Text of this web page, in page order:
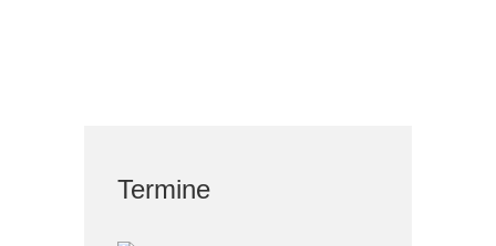
Termine